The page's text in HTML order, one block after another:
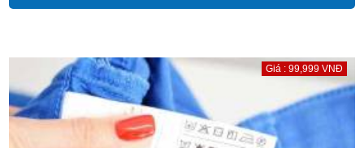
Giá : 99,999 VNĐ